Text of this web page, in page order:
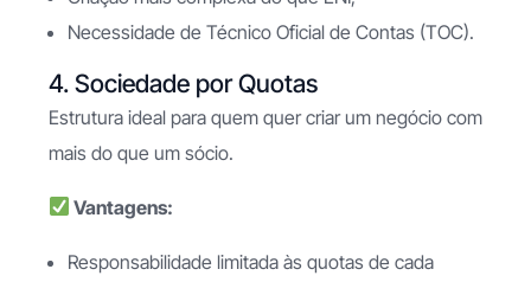
Necessidade de Técnico Oficial de Contas (TOC).
4. Sociedade por Quotas
Estrutura ideal para quem quer criar um negócio com
mais do que um sócio.
Vantagens:
Responsabilidade limitada às quotas de cada